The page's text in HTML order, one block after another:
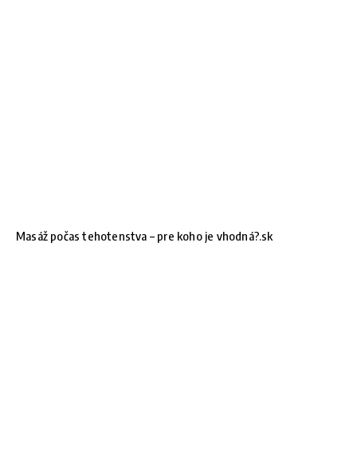
Masáž počas tehotenstva – pre koho je vhodná?.sk